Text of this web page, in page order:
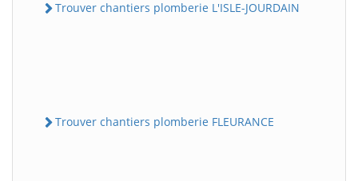
Trouver chantiers plomberie L'ISLE-JOURDAIN
Trouver chantiers plomberie FLEURANCE